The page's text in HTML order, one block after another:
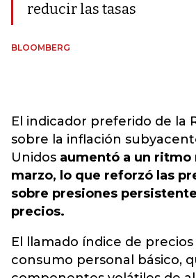
reducir las tasas
BLOOMBERG
El indicador preferido de la
sobre la inflación
Unidos aumentó a un ritmo
marzo, lo que reforzó las
sobre presiones
precios.
El llamado índice de
consumo personal básico,